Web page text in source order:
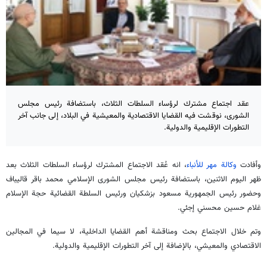
عقد اجتماع مشترك لرؤساء السلطات الثلاث، باستضافة رئيس مجلس
الشورى، نوقشت فيه القضايا الاقتصادية والمعيشية في البلاد، إلى جانب آخر
التطورات الإقليمية والدولية.
وأفادت وكالة مهر للأنباء، انه عُقد الاجتماع المشترك لرؤساء السلطات الثلاث بعد
ظهر اليوم الاثنين، باستضافة رئيس مجلس الشورى الإسلامي محمد باقر قاليباف
وحضور رئيس الجمهورية مسعود بزشكيان ورئيس السلطة القضائية حجة الإسلام
غلام حسين محسني إجئي.
وتم خلال الاجتماع بحث ومناقشة أهم القضايا الداخلية، لا سيما في المجالين
الاقتصادي والمعيشي، بالإضافة إلى آخر التطورات الإقليمية والدولية.